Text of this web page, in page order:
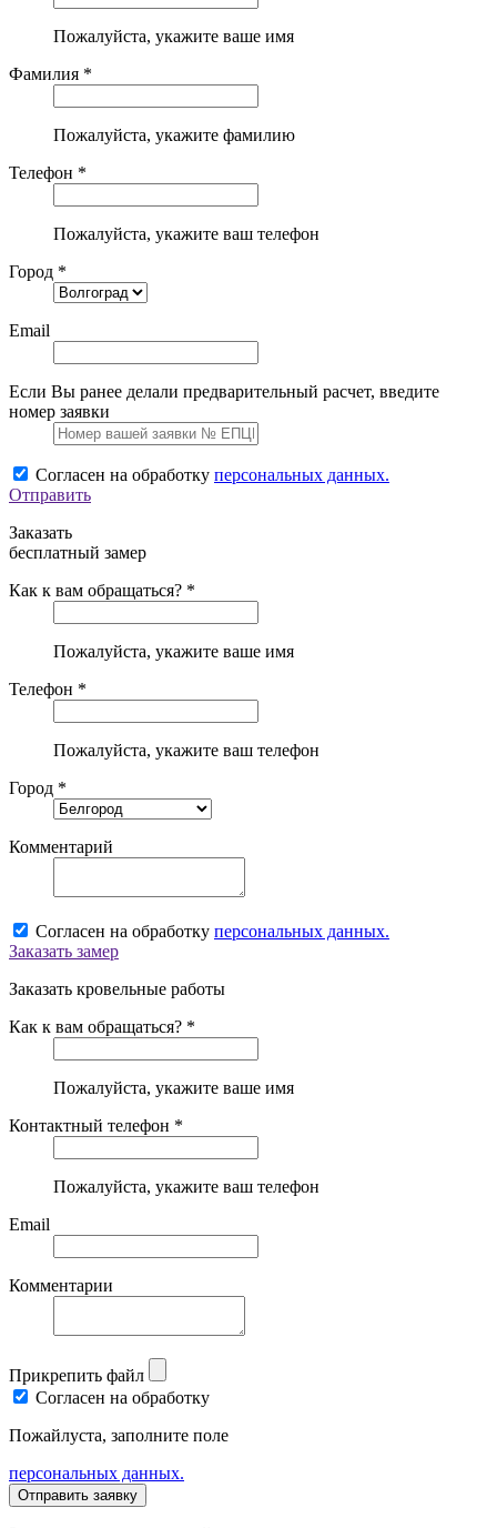
Пожалуйста, укажите ваше имя
Фамилия *
Пожалуйста, укажите фамилию
Телефон *
Пожалуйста, укажите ваш телефон
Город *
Email
Если Вы ранее делали предварительный расчет, введите
номер заявки
Согласен на обработку персональных данных.
Отправить
Заказать
бесплатный замер
Как к вам обращаться? *
Пожалуйста, укажите ваше имя
Телефон *
Пожалуйста, укажите ваш телефон
Город *
Комментарий
Согласен на обработку персональных данных.
Заказать замер
Заказать кровельные работы
Как к вам обращаться? *
Пожалуйста, укажите ваше имя
Контактный телефон *
Пожалуйста, укажите ваш телефон
Email
Комментарии
Прикрепить файл
Согласен на обработку
Пожайлуста, заполните поле
персональных данных.